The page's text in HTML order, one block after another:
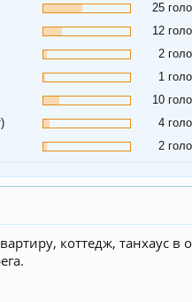
25
12
2
1
10
4
2
коттедж, танхаус